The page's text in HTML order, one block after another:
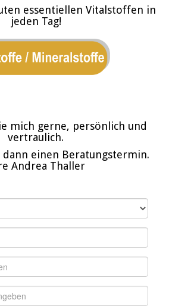
essentiellen Vitalstoffen in
jeden Tag!
mich gerne, persönlich und
vertraulich.
einen Beratungstermin.
Andrea Thaller